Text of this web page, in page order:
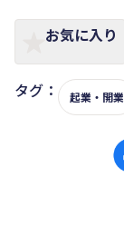
お気に入り
タグ： 起業・開業